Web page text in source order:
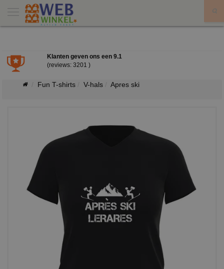
Klanten geven ons een 9.1
(reviews: 3201 )
Fun T-shirts V-hals Apres ski